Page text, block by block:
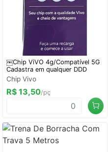
￼Chip ViVO 4g/Compatível 5G
Cadastra em qualquer DDD
Chip Vivo
R$ 13,50/pç